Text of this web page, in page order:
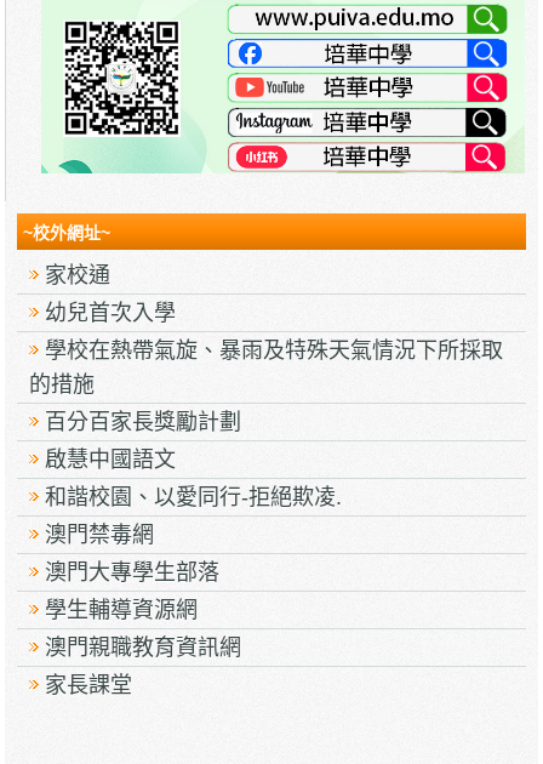
~校外網址~
家校通
幼兒首次入學
學校在熱帶氣旋、暴雨及特殊天氣情況下所採取
的措施
百分百家長獎勵計劃
啟慧中國語文
和諧校園、以愛同行-拒絕欺凌.
澳門禁毒網
澳門大專學生部落
學生輔導資源網
澳門親職教育資訊網
家長課堂